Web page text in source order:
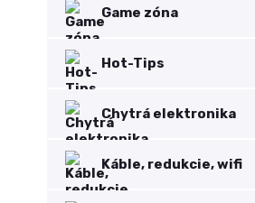
Game zóna
Hot-Tips
Chytrá elektronika
Káble, redukcie, wifi